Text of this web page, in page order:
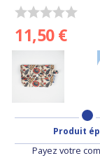
11,50 €
Produit
Payez votre